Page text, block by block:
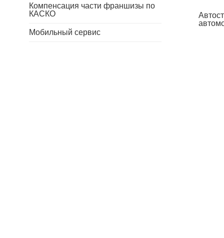
Компенсация части франшизы по
КАСКО
Мобильный сервис